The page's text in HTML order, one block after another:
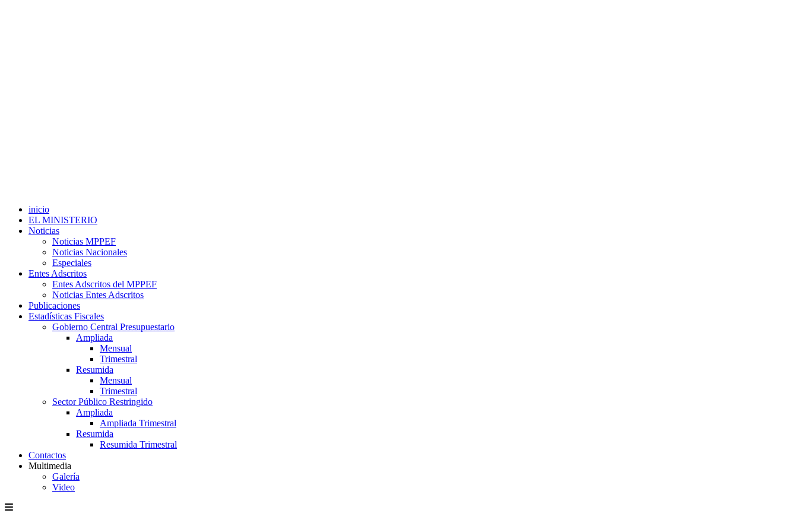
inicio
EL MINISTERIO
Noticias
Noticias MPPEF
Noticias Nacionales
Especiales
Entes Adscritos
Entes Adscritos del MPPEF
Noticias Entes Adscritos
Publicaciones
Estadísticas Fiscales
Gobierno Central Presupuestario
Ampliada
Mensual
Trimestral
Resumida
Mensual
Trimestral
Sector Público Restringido
Ampliada
Ampliada Trimestral
Resumida
Resumida Trimestral
Contactos
Multimedia
Galería
Video